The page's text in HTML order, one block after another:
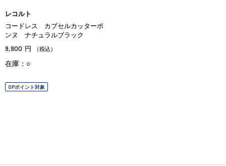
レコルト
コードレス カプセルカッターボ
ンヌ ナチュラルブラック
9,900 円 （税込）
在庫：○
OPポイント対象